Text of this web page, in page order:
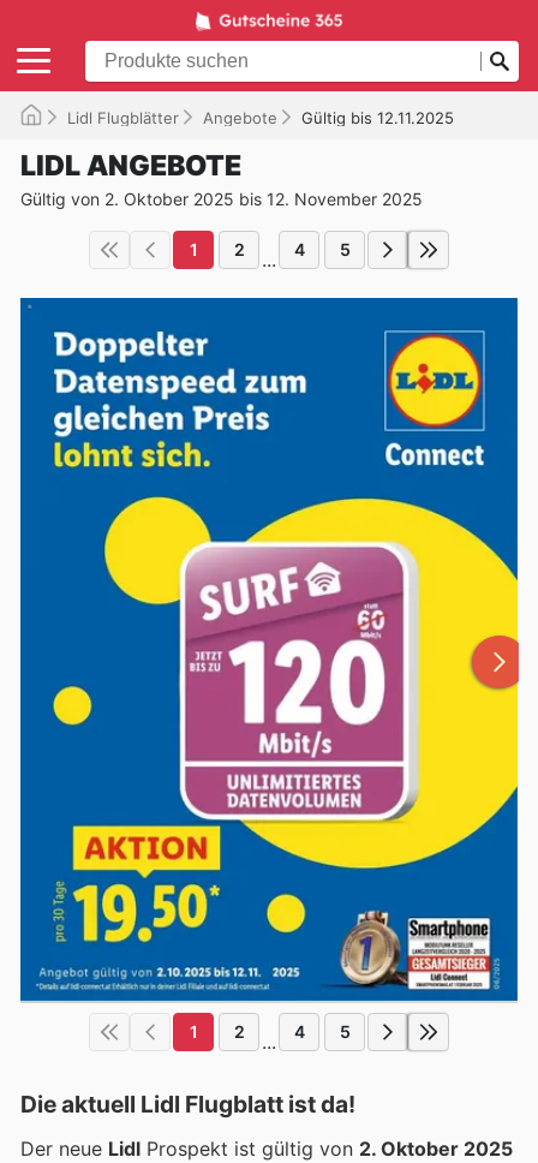
Lidl Flugblätter Angebote Gültig bis 12.11.2025
LIDL ANGEBOTE
Gültig von 2. Oktober 2025 bis 12. November 2025
1 2 ... 4 5
1 2 ... 4 5
Die aktuell Lidl Flugblatt ist da!
Der neue Lidl Prospekt ist gültig von 2. Oktober 2025